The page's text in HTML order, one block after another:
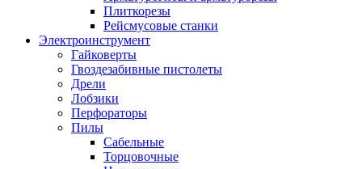
Плиткорезы
Рейсмусовые станки
Электроинструмент
Гайковерты
Гвоздезабивные пистолеты
Дрели
Лобзики
Перфораторы
Пилы
Сабельные
Торцовочные